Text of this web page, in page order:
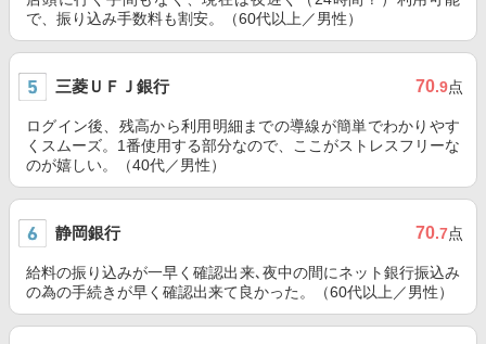
で、振り込み手数料も割安。（60代以上／男性）
三菱ＵＦＪ銀行 70.9点
ログイン後、残高から利用明細までの導線が簡単でわかりやす
くスムーズ。1番使用する部分なので、ここがストレスフリーな
のが嬉しい。（40代／男性）
静岡銀行 70.7点
給料の振り込みが一早く確認出来､夜中の間にネット銀行振込み
の為の手続きが早く確認出来て良かった。（60代以上／男性）